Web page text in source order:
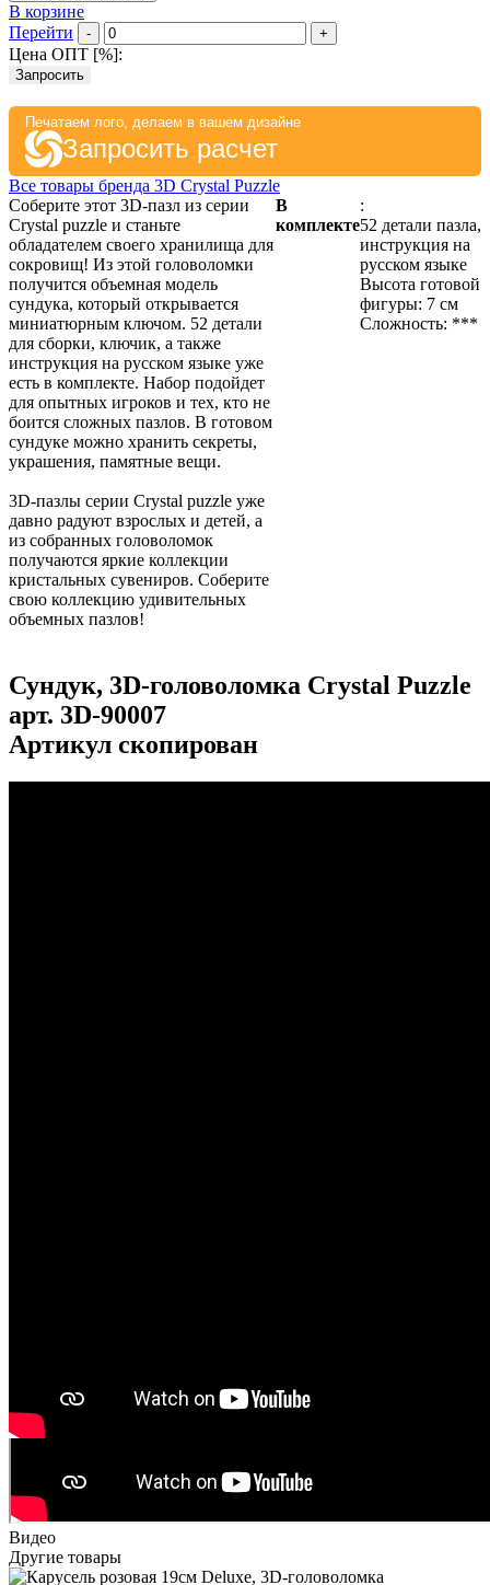
В корзине
Перейти
- +
Цена ОПТ [%]:
Запросить
Печатаем лого, делаем в вашем дизайне
Запросить расчет
Все товары бренда 3D Crystal Puzzle
Соберите этот 3D-пазл из серии
Crystal puzzle и станьте
обладателем своего хранилища для
сокровищ! Из этой головоломки
получится объемная модель
сундука, который открывается
миниатюрным ключом. 52 детали
для сборки, ключик, а также
инструкция на русском языке уже
есть в комплекте. Набор подойдет
для опытных игроков и тех, кто не
боится сложных пазлов. В готовом
сундуке можно хранить секреты,
украшения, памятные вещи.
3D-пазлы серии Crystal puzzle уже
давно радуют взрослых и детей, а
из собранных головоломок
получаются яркие коллекции
кристальных сувениров. Соберите
свою коллекцию удивительных
объемных пазлов!
В
комплекте
:
52 детали пазла,
инструкция на
русском языке
Высота готовой
фигуры: 7 см
Сложность: ***
Сундук, 3D-головоломка Crystal Puzzle
арт. 3D-90007
Артикул скопирован
Видео
Другие товары